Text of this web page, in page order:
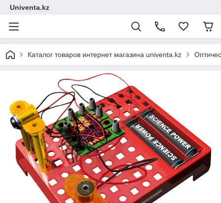
Univenta.kz
Каталог товаров интернет магазина univenta.kz